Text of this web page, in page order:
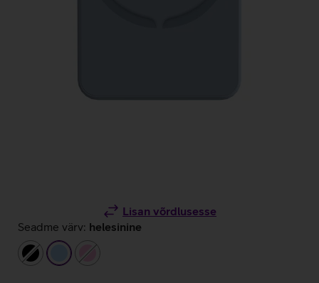
Lisan võrdlusesse
Seadme värv: helesinine
must
helesinineheleroosa